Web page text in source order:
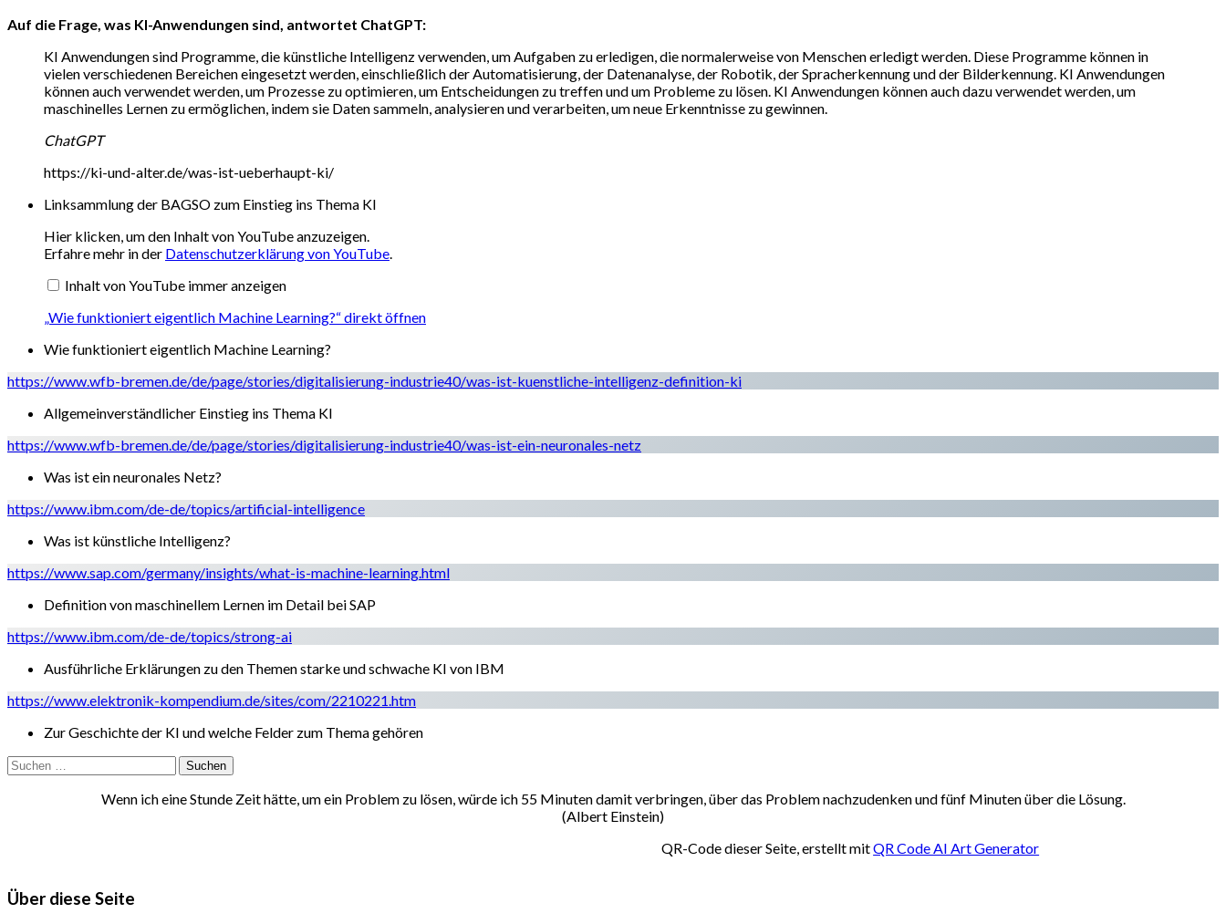
Auf die Frage, was KI-Anwendungen sind, antwortet ChatGPT:
KI Anwendungen sind Programme, die künstliche Intelligenz verwenden, um Aufgaben zu erledigen, die normalerweise von Menschen erledigt werden. Diese Programme können in
vielen verschiedenen Bereichen eingesetzt werden, einschließlich der Automatisierung, der Datenanalyse, der Robotik, der Spracherkennung und der Bilderkennung. KI Anwendungen
können auch verwendet werden, um Prozesse zu optimieren, um Entscheidungen zu treffen und um Probleme zu lösen. KI Anwendungen können auch dazu verwendet werden, um
maschinelles Lernen zu ermöglichen, indem sie Daten sammeln, analysieren und verarbeiten, um neue Erkenntnisse zu gewinnen.
ChatGPT
https://ki-und-alter.de/was-ist-ueberhaupt-ki/
Linksammlung der BAGSO zum Einstieg ins Thema KI
„Wie
funktioniert
eigentlich
Learning?“
YouTube
anzeigen
Hier klicken, um den Inhalt von YouTube anzuzeigen.
Erfahre mehr in der Datenschutzerklärung von YouTube.
Inhalt von YouTube immer anzeigen
„Wie funktioniert eigentlich Machine Learning?“ direkt öffnen
Wie funktioniert eigentlich Machine Learning?
https://www.wfb-bremen.de/de/page/stories/digitalisierung-industrie40/was-ist-kuenstliche-intelligenz-definition-ki
Allgemeinverständlicher Einstieg ins Thema KI
https://www.wfb-bremen.de/de/page/stories/digitalisierung-industrie40/was-ist-ein-neuronales-netz
Was ist ein neuronales Netz?
https://www.ibm.com/de-de/topics/artificial-intelligence
Was ist künstliche Intelligenz?
https://www.sap.com/germany/insights/what-is-machine-learning.html
Definition von maschinellem Lernen im Detail bei SAP
https://www.ibm.com/de-de/topics/strong-ai
Ausführliche Erklärungen zu den Themen starke und schwache KI von IBM
https://www.elektronik-kompendium.de/sites/com/2210221.htm
Zur Geschichte der KI und welche Felder zum Thema gehören
Suchen
nach:
Wenn ich eine Stunde Zeit hätte, um ein Problem zu lösen, würde ich 55 Minuten damit verbringen, über das Problem nachzudenken und fünf Minuten über die Lösung.
(Albert Einstein)
QR-Code dieser Seite, erstellt mitQR Code AI Art Generator
Über diese Seite